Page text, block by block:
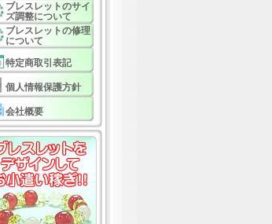
ブレスレットのサイ
ズ調整について
ブレスレットの修理
について
特定商取引表記
個人情報保護方針
会社概要